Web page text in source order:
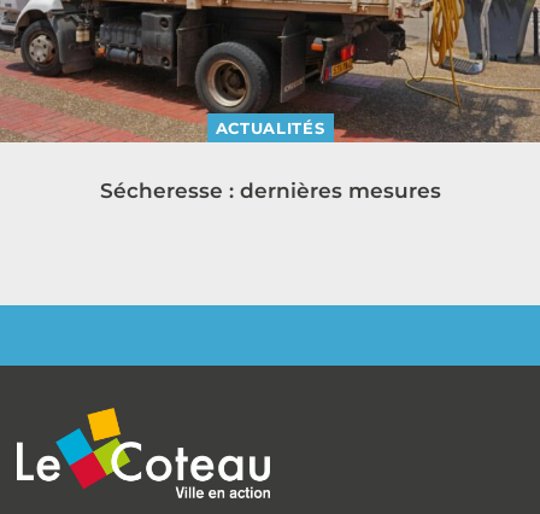
ACTUALITÉS
Sécheresse : dernières mesures